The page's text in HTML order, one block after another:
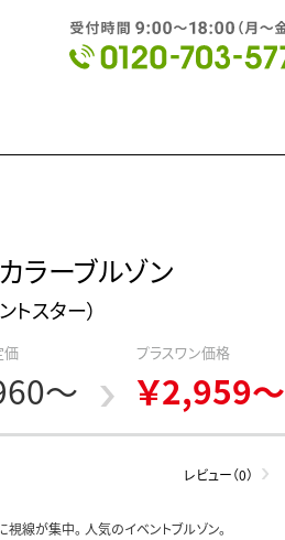
ラーブルゾン
トスター）
価
～
プラスワン価格
￥2,959～
レビュー（0）
線が集中。 人気のイベントブルゾン。